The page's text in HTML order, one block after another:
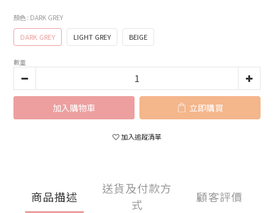
顏色 : DARK GREY
DARK GREY LIGHT GREY BEIGE
數量
加入購物車 立即購買
加入追蹤清單
商品描述
送貨及付款方
式
顧客評價